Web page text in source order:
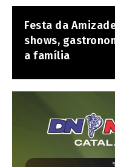
Festa da
shows,
a família